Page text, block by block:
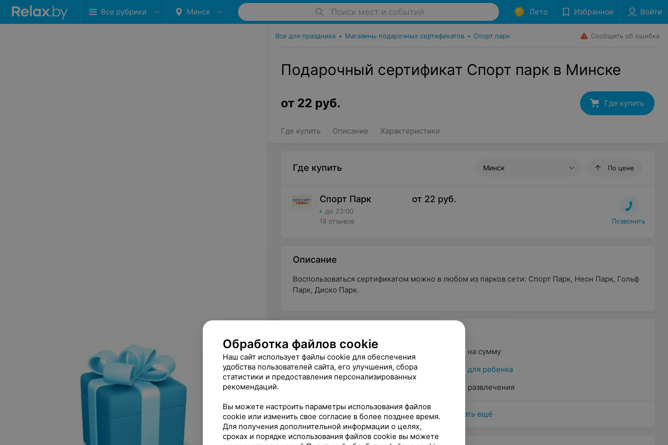
Все рубрики Минск Поиск мест и событий Лето Избранное Войти
Все для праздника • Магазины подарочных сертификатов • Спорт парк Сообщить об ошибке
Подарочный сертификат Спорт парк в Минске
от 22 руб. Где купить
Где купить Описание Характеристики
Где купить Минск По цене
Спорт Парк
до 23:00
19 отзывов
от 22 руб.
Позвонить
Описание
Воспользоваться сертификатом можно в любом из парков сети: Спорт Парк, Неон Парк, Гольф
Парк, Диско Парк.
Вид сертификата
на сумму
Для кого
для ребенка
развлечения
Показать ещё
Обработка файлов cookie
Наш сайт использует файлы cookie для обеспечения
удобства пользователей сайта, его улучшения, сбора
статистики и предоставления персонализированных
рекомендаций.
Вы можете настроить параметры использования файлов
cookie или изменить свое согласие в более позднее время.
Для получения дополнительной информации о целях,
сроках и порядке использования файлов cookie вы можете